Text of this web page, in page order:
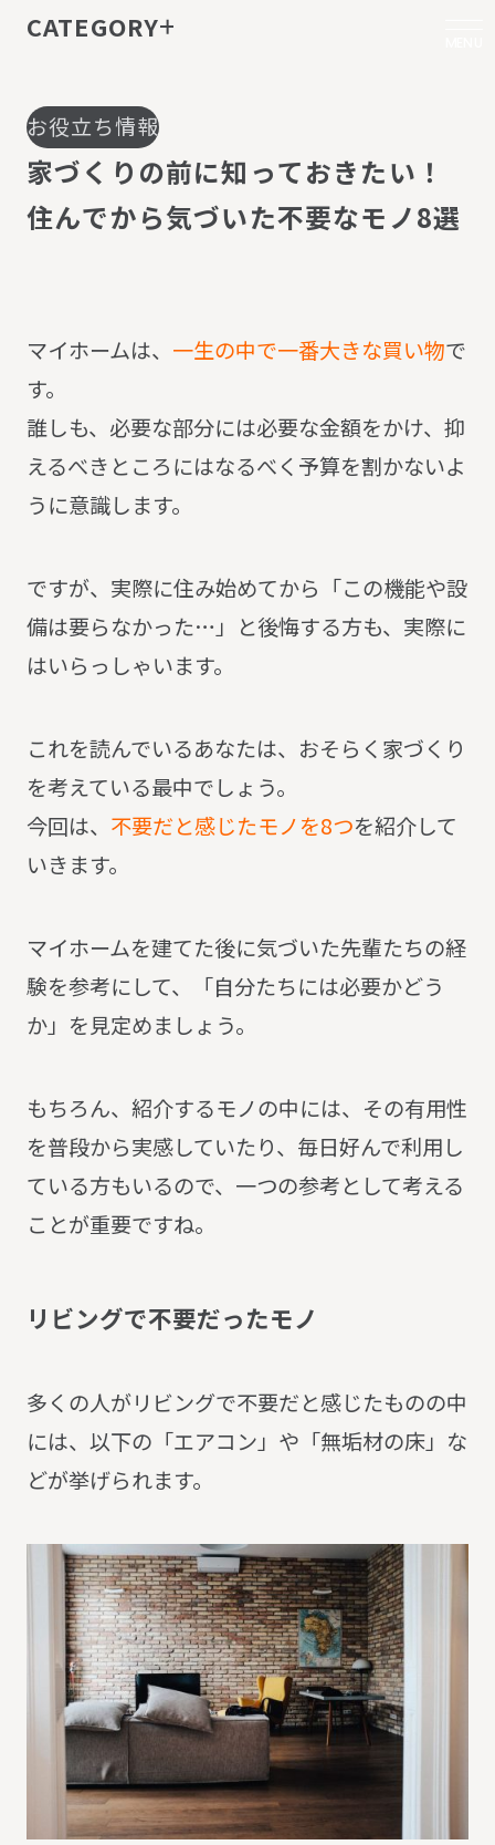
お役立ち情報
家づく り の前に知 っておきたい ！
住んでから気づいた不要なモ ノ8選
マイホームは、 一生の中で一番大きな買い物で
す。
誰しも、必要な部分には必要な金額をかけ、抑
えるべきところにはなるべく予算を割かないよ
うに意識します。
ですが、実際に住み始めてから「この機能や設
備は要らなかった…」と後悔する方も、実際に
はいらっしゃいます。
これを読んでいるあなたは、おそらく家づくり
を考えている最中でしょう。
今回は、 不要だと感じたモノを8つを紹介して
いきます。
マイホームを建てた後に気づいた先輩たちの経
験を参考にして、「自分たちには必要かどう
か」を見定めましょう。
もちろん、紹介するモノの中には、その有用性
を普段から実感していたり、毎日好んで利用し
ている方もいるので、一つの参考として考える
ことが重要ですね。
リ ビングで不要だったモノ
多くの人がリビングで不要だと感じたものの中
には、以下の「エアコン」や「無垢材の床」な
どが挙げられます。
CATEGORY